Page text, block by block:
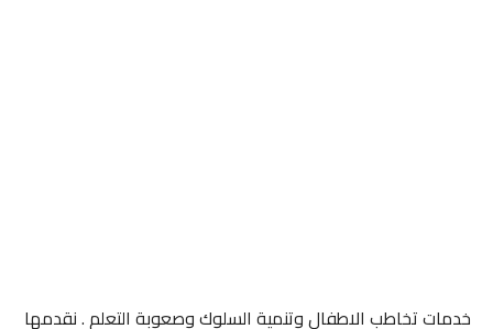
خدمات تخاطب الاطفال وتنمية السلوك وصعوبة التعلم . نقدمها